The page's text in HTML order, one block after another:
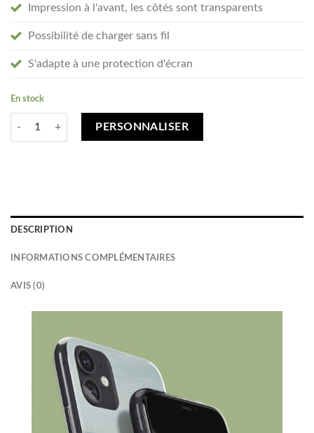
Impression à l'avant, les côtés sont transparents
Possibilité de charger sans fil
S'adapte à une protection d'écran
En stock
quantité de Créez votre Samsung Galaxy A21s coque personnalisée -
PERSONNALISER
DESCRIPTION
INFORMATIONS COMPLÉMENTAIRES
AVIS (0)